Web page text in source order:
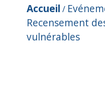
Accueil /
Recensement
vulnérables